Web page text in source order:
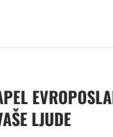
LJUDE